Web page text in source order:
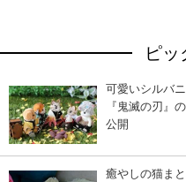
ピッ
可愛いシルバ
『鬼滅の刃』
公開
癒やしの猫ま